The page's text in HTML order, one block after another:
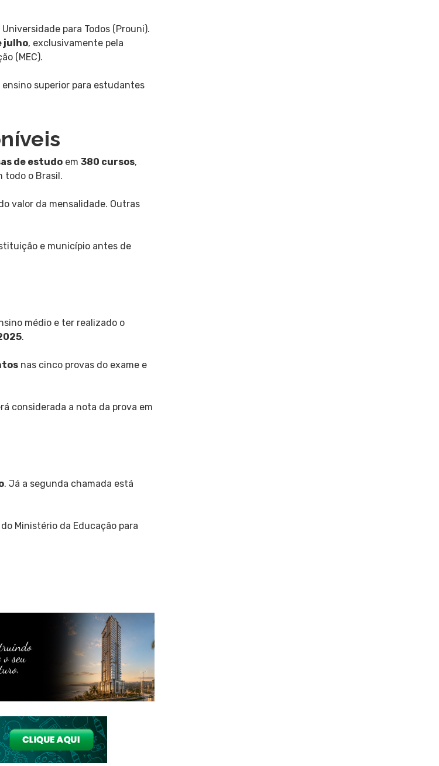
para Todos (Prouni).
julho, exclusivamente pela
(MEC).
superior para estudantes
de estudo em 380 cursos,
todo o Brasil.
valor da mensalidade. Outras
e município antes de
médio e ter realizado o
.
nas cinco provas do exame e
considerada a nota da prova em
. Já a segunda chamada está
Ministério da Educação para